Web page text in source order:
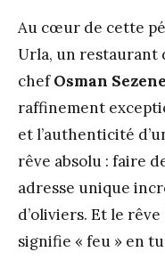
Au cœur de cette
Urla, un restaurant
chefOsman
raffinement
et l’authenticité
rêve absolu : faire
adresse unique
d’oliviers. Et le
signifie « feu » en